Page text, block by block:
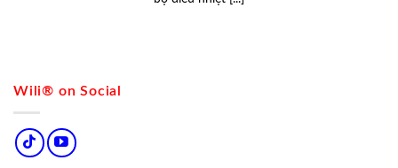
Wili® on Social